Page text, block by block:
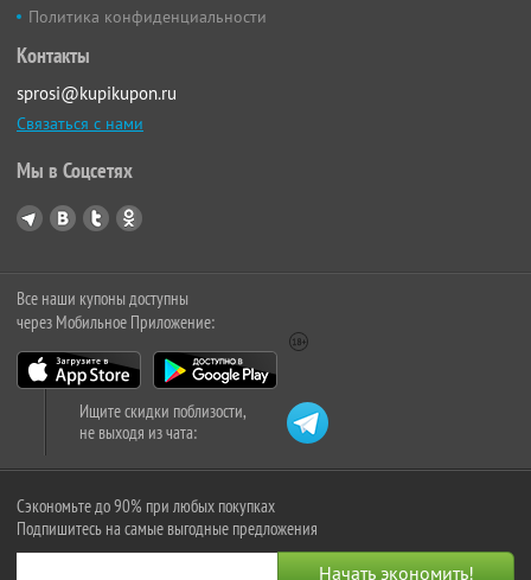
Политика конфиденциальности
Контакты
sprosi@kupikupon.ru
Связаться с нами
Мы в Соцсетях
Все наши купоны доступны
через Мобильное Приложение:
Ищите скидки поблизости,
не выходя из чата:
Сэкономьте до 90% при любых покупках
Подпишитесь на самые выгодные предложения